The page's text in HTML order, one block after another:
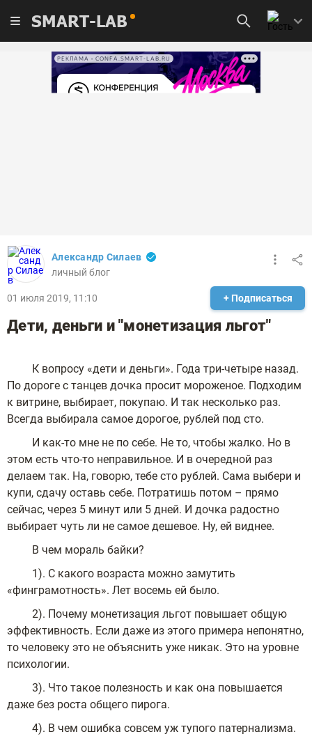
SMART-LAB
РЕКЛАМА • CONFA.SMART-LAB.RU
Александр Силаев
личный блог
01 июля 2019, 11:10 + Подписаться
Дети, деньги и "монетизация льгот"
К вопросу «дети и деньги». Года три-четыре назад.
По дороге с танцев дочка просит мороженое. Подходим
к витрине, выбирает, покупаю. И так несколько раз.
Всегда выбирала самое дорогое, рублей под сто.
И как-то мне не по себе. Не то, чтобы жалко. Но в
этом есть что-то неправильное. И в очередной раз
делаем так. На, говорю, тебе сто рублей. Сама выбери и
купи, сдачу оставь себе. Потратишь потом – прямо
сейчас, через 5 минут или 5 дней. И дочка радостно
выбирает чуть ли не самое дешевое. Ну, ей виднее.
В чем мораль байки?
1). С какого возраста можно замутить
«финграмотность». Лет восемь ей было.
2). Почему монетизация льгот повышает общую
эффективность. Если даже из этого примера непонятно,
то человеку это не объяснить уже никак. Это на уровне
психологии.
3). Что такое полезность и как она повышается
даже без роста общего пирога.
4). В чем ошибка совсем уж тупого патернализма.